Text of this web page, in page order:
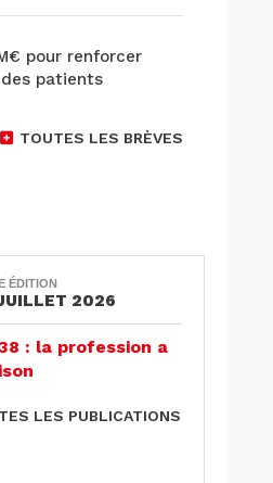
pour renforcer
des patients
TOUTES LES BRÈVES
ÉDITION
2026
: la profession a
LES PUBLICATIONS